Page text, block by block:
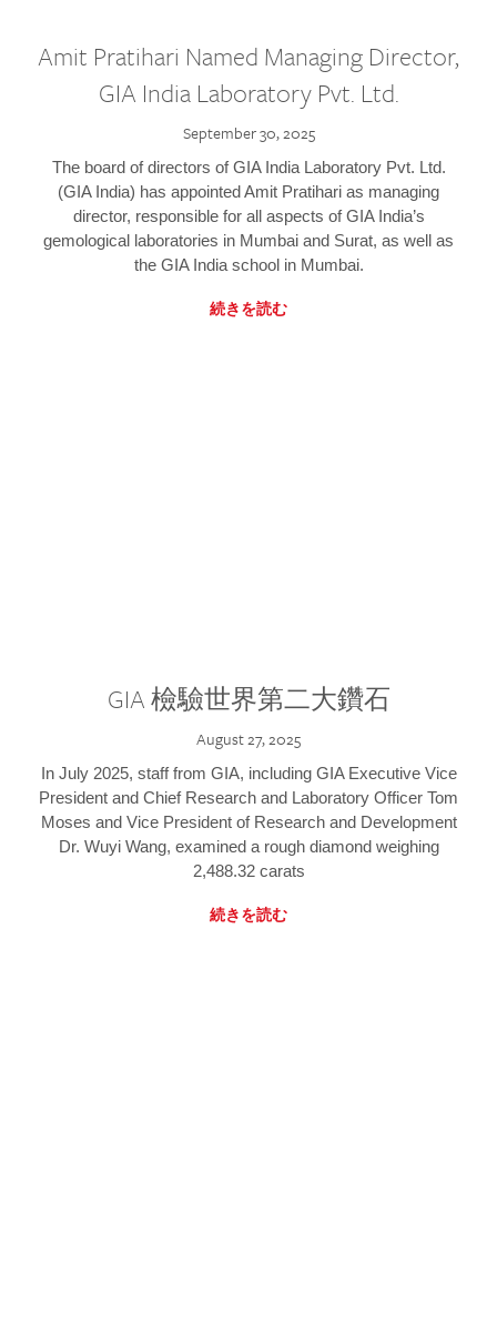
Amit Pratihari Named Managing Director,
GIA India Laboratory Pvt. Ltd.
September 30, 2025
The board of directors of GIA India Laboratory Pvt. Ltd.
(GIA India) has appointed Amit Pratihari as managing
director, responsible for all aspects of GIA India’s
gemological laboratories in Mumbai and Surat, as well as
the GIA India school in Mumbai.
続きを読む
GIA 檢驗世界第二大鑽石
August 27, 2025
In July 2025, staff from GIA, including GIA Executive Vice
President and Chief Research and Laboratory Officer Tom
Moses and Vice President of Research and Development
Dr. Wuyi Wang, examined a rough diamond weighing
2,488.32 carats
続きを読む